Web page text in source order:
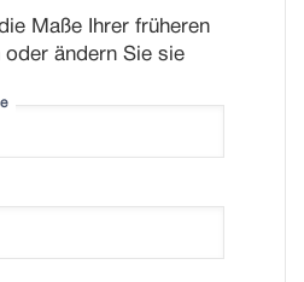
Maße Ihrer früheren
oder ändern Sie sie